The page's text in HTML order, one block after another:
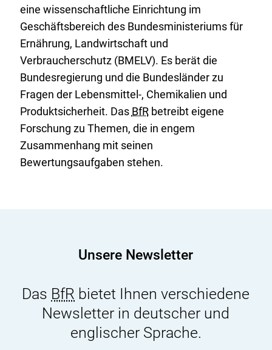
eine wissenschaftliche Einrichtung im
Geschäftsbereich des Bundesministeriums für
Ernährung, Landwirtschaft und
Verbraucherschutz (BMELV). Es berät die
Bundesregierung und die Bundesländer zu
Fragen der Lebensmittel-, Chemikalien und
Produktsicherheit. Das BfRbetreibt eigene
Forschung zu Themen, die in engem
Zusammenhang mit seinen
Bewertungsaufgaben stehen.
Unsere Newsletter
Das BfR bietet Ihnen verschiedene
Newsletter in deutscher und
englischer Sprache.